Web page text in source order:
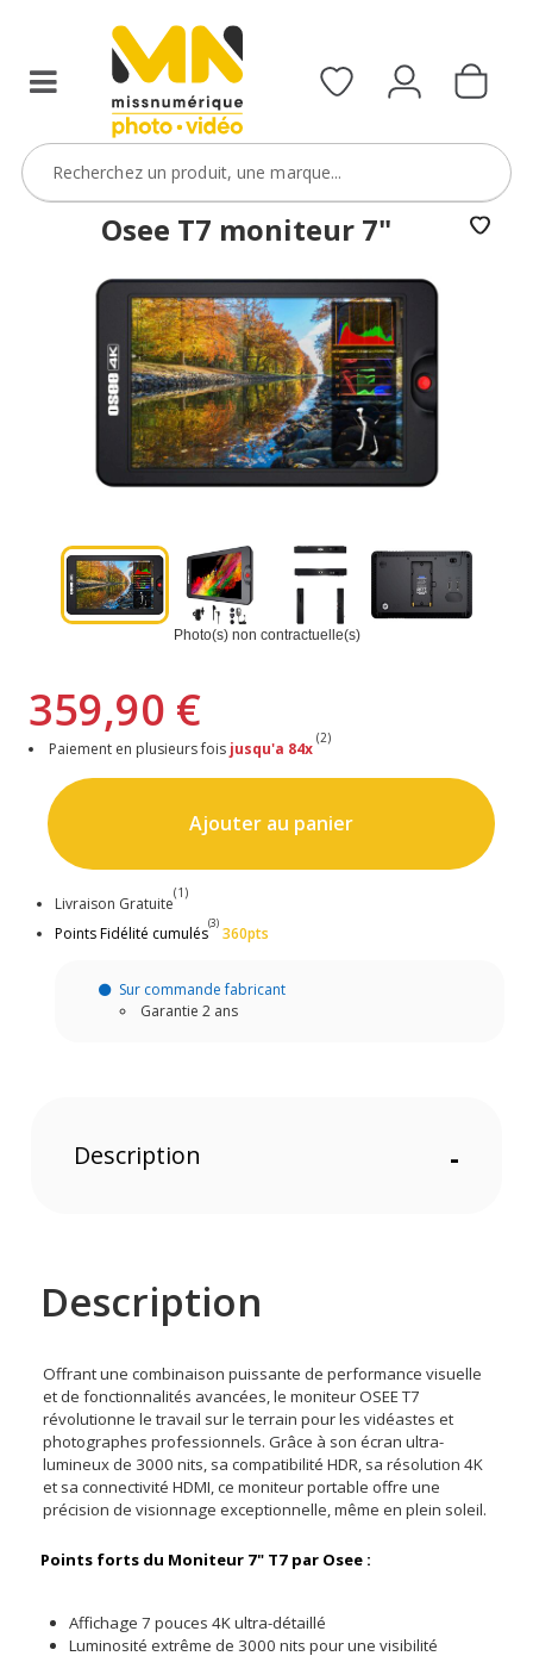
Osee T7 moniteur 7"
Photo(s) non contractuelle(s)
359,90 €
Paiement en plusieurs fois jusqu'a 84x
(2)
Ajouter au panier
Livraison Gratuite
(1)
Points Fidélité cumulés
(3)
360pts
Sur commande fabricant
Garantie 2 ans
Description -
Description
Offrant une combinaison puissante de performance visuelle
et de fonctionnalités avancées, le moniteur OSEE T7
révolutionne le travail sur le terrain pour les vidéastes et
photographes professionnels. Grâce à son écran ultra-
lumineux de 3000 nits, sa compatibilité HDR, sa résolution 4K
et sa connectivité HDMI, ce moniteur portable offre une
précision de visionnage exceptionnelle, même en plein soleil.
Points forts du Moniteur 7" T7 par Osee :
Affichage 7 pouces 4K ultra-détaillé
Luminosité extrême de 3000 nits pour une visibilité